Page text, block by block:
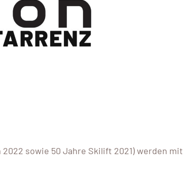
sowie 50 Jahre Skilift 2021) werden mit